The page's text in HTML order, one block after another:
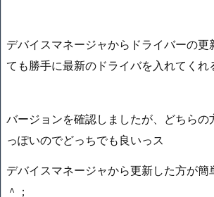
デバイスマネージャからドライバーの更
ても勝手に最新のドライバを入れてくれ
バージョンを確認しましたが、どちらの
っぽいのでどっちでも良いっス
デバイスマネージャから更新した方が簡
＾；